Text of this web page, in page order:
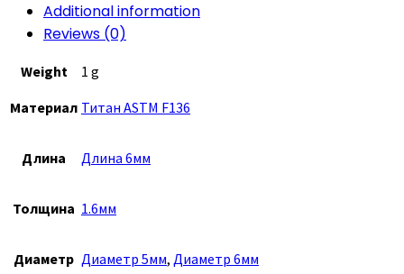
Additional information
Reviews (0)
Weight
1 g
Материал Титан ASTM F136
Длина Длина 6мм
Толщина 1.6мм
Диаметр Диаметр 5мм, Диаметр 6мм